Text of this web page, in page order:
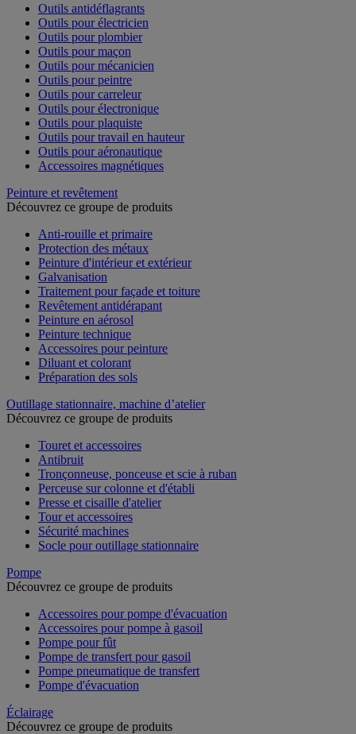
Outils antidéflagrants
Outils pour électricien
Outils pour plombier
Outils pour maçon
Outils pour mécanicien
Outils pour peintre
Outils pour carreleur
Outils pour électronique
Outils pour plaquiste
Outils pour travail en hauteur
Outils pour aéronautique
Accessoires magnétiques
Peinture et revêtement
Découvrez ce groupe de produits
Anti-rouille et primaire
Protection des métaux
Peinture d'intérieur et extérieur
Galvanisation
Traitement pour façade et toiture
Revêtement antidérapant
Peinture en aérosol
Peinture technique
Accessoires pour peinture
Diluant et colorant
Préparation des sols
Outillage stationnaire, machine d’atelier
Découvrez ce groupe de produits
Touret et accessoires
Antibruit
Tronçonneuse, ponceuse et scie à ruban
Perceuse sur colonne et d'établi
Presse et cisaille d'atelier
Tour et accessoires
Sécurité machines
Socle pour outillage stationnaire
Pompe
Découvrez ce groupe de produits
Accessoires pour pompe d'évacuation
Accessoires pour pompe à gasoil
Pompe pour fût
Pompe de transfert pour gasoil
Pompe pneumatique de transfert
Pompe d'évacuation
Éclairage
Découvrez ce groupe de produits